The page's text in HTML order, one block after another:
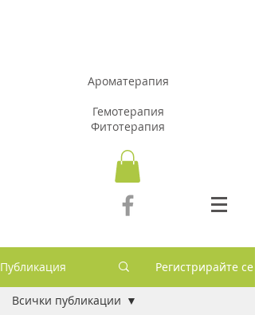
Ароматерапия
Гемотерапия
Фитотерапия
Публикация Регистрирайте се
Всички публикации